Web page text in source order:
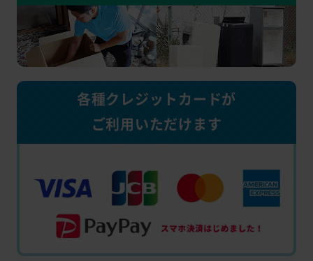
各種クレジットカードが
ご利用いただけます